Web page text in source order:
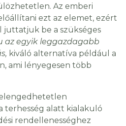
Az emberi
ezt az elemet, ezért
juttatjuk be a szükséges
az egyik leggazdagabb
kiváló alternatíva például a
ami lényegesen több
elengedhetetlen
terhesség alatt kialakuló
rendellenességhez